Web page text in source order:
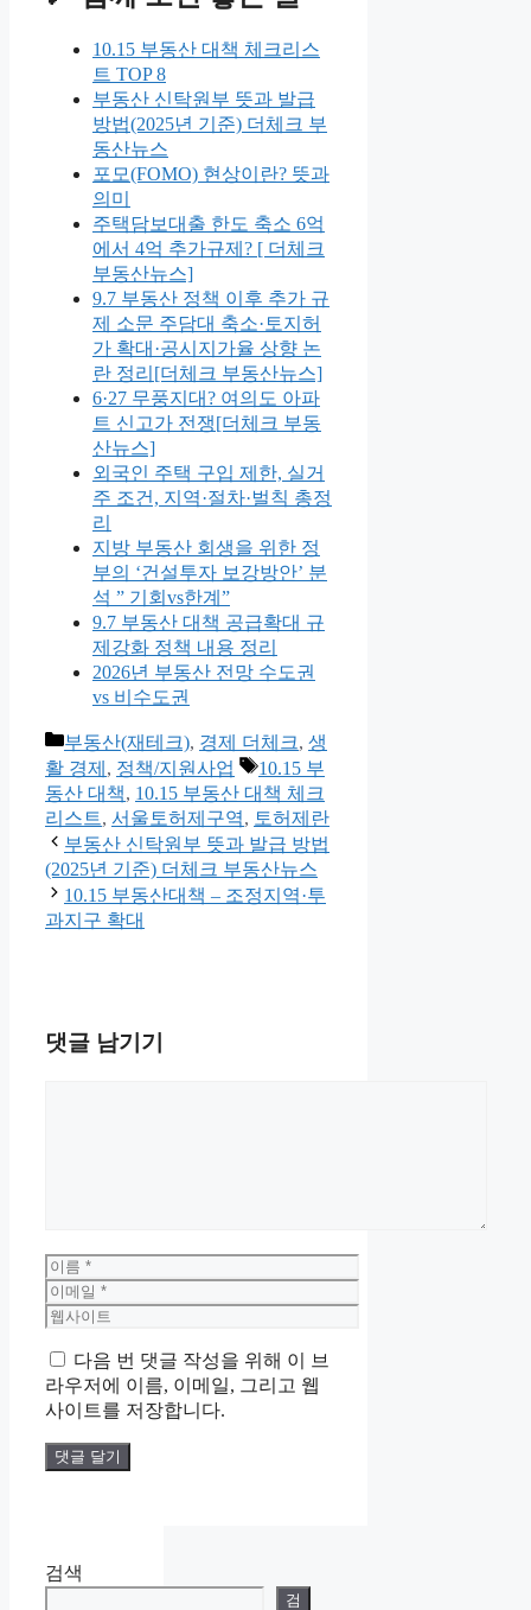
10.15 부동산 대책 체크리스
트 TOP 8
부동산 신탁원부 뜻과 발급
방법(2025년 기준) 더체크 부
동산뉴스
포모(FOMO) 현상이란? 뜻과
의미
주택담보대출 한도 축소 6억
에서 4억 추가규제? [ 더체크
부동산뉴스]
9.7 부동산 정책 이후 추가 규
제 소문 주담대 축소·토지허
가 확대·공시지가율 상향 논
란 정리[더체크 부동산뉴스]
6·27 무풍지대? 여의도 아파
트 신고가 전쟁[더체크 부동
산뉴스]
외국인 주택 구입 제한, 실거
주 조건, 지역·절차·벌칙 총정
리
지방 부동산 회생을 위한 정
부의 ‘건설투자 보강방안’ 분
석 ” 기회vs한계”
9.7 부동산 대책 공급확대 규
제강화 정책 내용 정리
2026년 부동산 전망 수도권
vs 비수도권
카
테
고
리
부동산(재테크), 경제 더체크, 생
활 경제 , 정책/지원사업
태
그
10.15 부
동산 대책, 10.15 부동산 대책 체크
리스트, 서울토허제구역, 토허제란
부동산 신탁원부 뜻과 발급 방법
(2025년 기준) 더체크 부동산뉴스
10.15 부동산대책 – 조정지역·투
과지구 확대
댓글 남기기
이
름
이
메
웹
이
트
다음 번 댓글 작성을 위해 이 브
라우저에 이름, 이메일, 그리고 웹
사이트를 저장합니다.
검색
검